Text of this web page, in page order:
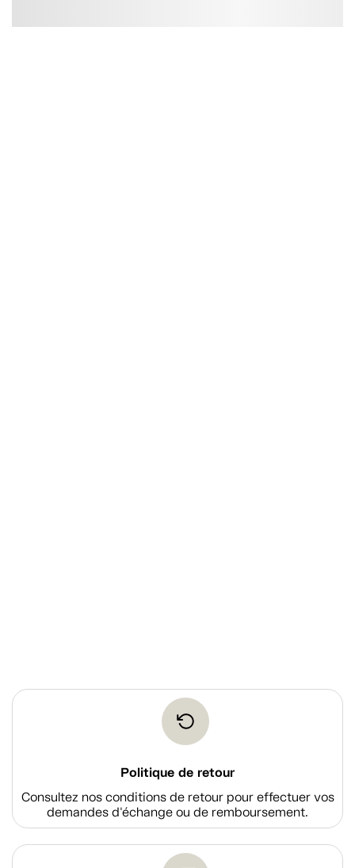
Politique de retour
Consultez nos conditions de retour pour effectuer vos
demandes d'échange ou de remboursement.